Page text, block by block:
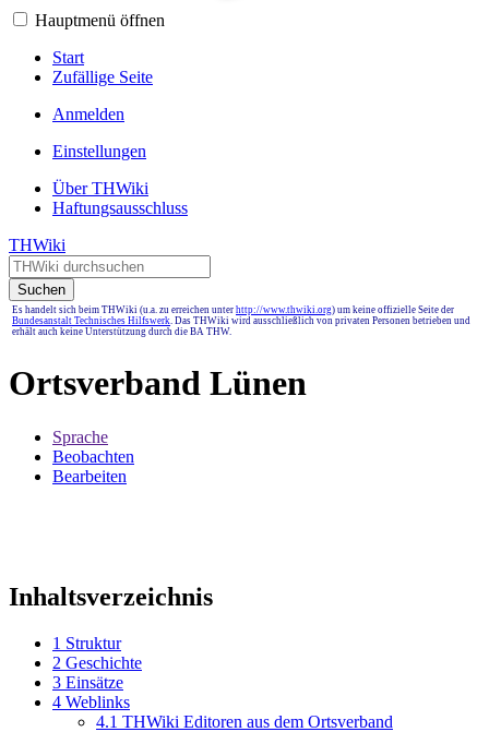
Hauptmenü öffnen
Start
Zufällige Seite
Anmelden
Einstellungen
Über THWiki
Haftungsausschluss
THWiki
Suchen
Es handelt sich beim THWiki (u.a. zu erreichen unter http://www.thwiki.org) um keine offizielle Seite der
Bundesanstalt Technisches Hilfswerk. Das THWiki wird ausschließlich von privaten Personen betrieben und
erhält auch keine Unterstützung durch die BA THW.
Ortsverband Lünen
Sprache
Beobachten
Bearbeiten
Inhaltsverzeichnis
1 Struktur
2 Geschichte
3 Einsätze
4 Weblinks
4.1 THWiki Editoren aus dem Ortsverband